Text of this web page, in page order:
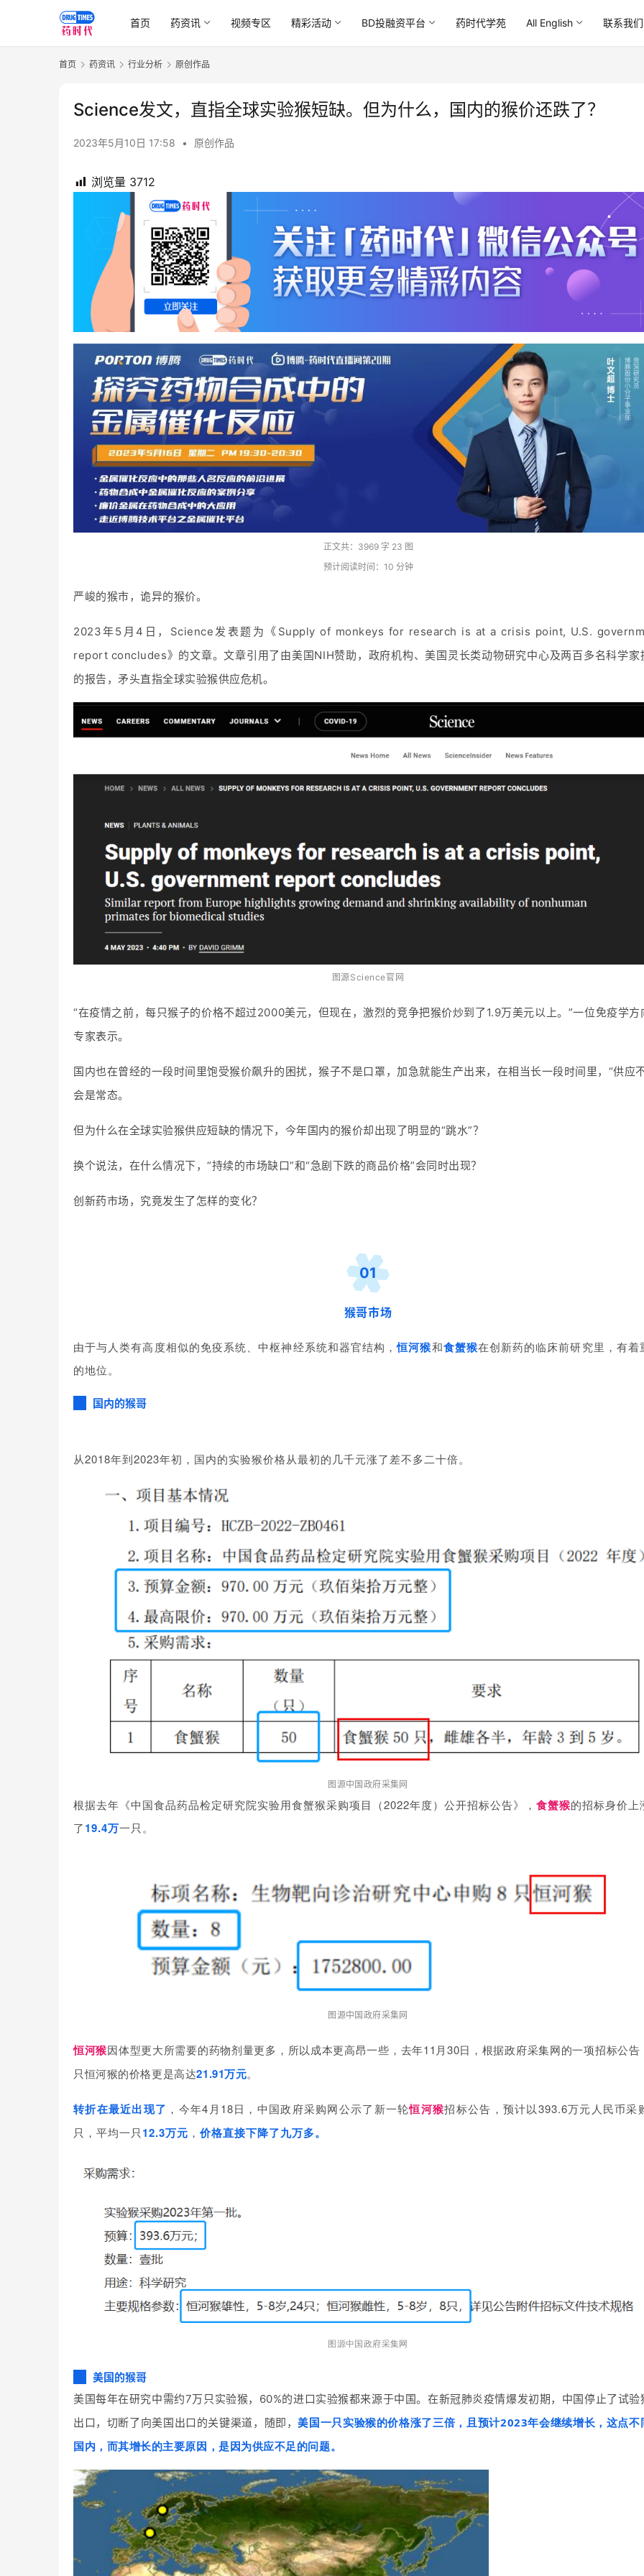
首页 药资讯 视频专区 精彩活动 BD投融资平台 药时代学苑 All English 联系我们
首页 药资讯 行业分析 原创作品
Science发文，直指全球实验猴短缺。但为什么，国内的猴价还跌了？
2023年5月10日 17:58 • 原创作品
浏览量 3712
正文共：3969 字 23 图
预计阅读时间：10 分钟
严峻的猴市，诡异的猴价。
2023年5月4日，Science发表题为《 Supply of monkeys for research is at a crisis point, U.S.
report concludes》的文章。文章引用了由美国NIH赞助，政府机构、美国灵长类动物研究中心及两百多名科学家
的报告，矛头直指全球实验猴供应危机。
图源Science官网
“在疫情之前，每只猴子的价格不超过2000美元，但现在，激烈的竞争把猴价炒到了1.9万美元以上。”一位免疫学方
专家表示。
国内也在曾经的一段时间里饱受猴价飙升的困扰，猴子不是口罩，加急就能生产出来，在相当长一段时间里，“供应
会是常态。
但为什么在全球实验猴供应短缺的情况下，今年国内的猴价却出现了明显的“跳水”？
换个说法，在什么情况下，“持续的市场缺口”和“急剧下跌的商品价格”会同时出现？
创新药市场，究竟发生了怎样的变化？
01
猴哥市场
由于与人类有高度相似的免疫系统、中枢神经系统和器官结构，恒河猴和食蟹猴在创新药的临床前研究里，有着
的地位。
国内的猴哥
从2018年到2023年初，国内的实验猴价格从最初的几千元涨了差不多二十倍。
图源中国政府采集网
根据去年《中国食品药品检定研究院实验用食蟹猴采购项目（2022年度）公开招标公告》， 食蟹猴的招标身价上
了19.4万一只。
图源中国政府采集网
恒河猴因体型更大所需要的药物剂量更多，所以成本更高昂一些，去年11月30日，根据政府采集网的一项招标公告
只恒河猴的价格更是高达21.91万元。
转折在最近出现了 ，今年4月18日，中国政府采购网公示了新一轮恒河猴招标公告，预计以393.6万元人民币采
只，平均一只 12.3万元 ， 价格直接下降了九万多。
图源中国政府采集网
美国的猴哥
美国每年在研究中需约7万只实验猴， 60%的进口实验猴都来源于中国。在新冠肺炎疫情爆发初期，中国停止了试验
出口，切断了向美国出口的关键渠道， 随即，美国一只实验猴的价格涨了三倍，且预计2023年会继续增长，这点不
国内，而其增长的主要原因，是因为供应不足的问题。